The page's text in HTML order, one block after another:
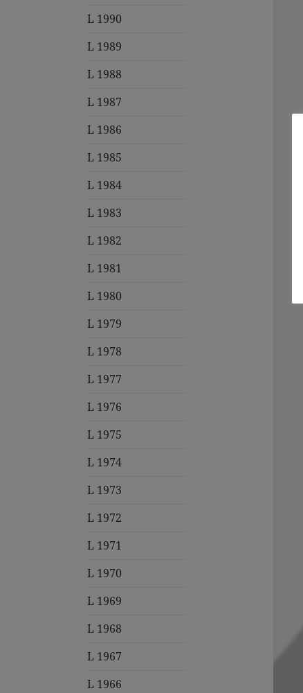
L 1990
L 1989
L 1988
L 1987
L 1986
L 1985
L 1984
L 1983
L 1982
L 1981
L 1980
L 1979
L 1978
L 1977
L 1976
L 1975
L 1974
L 1973
L 1972
L 1971
L 1970
L 1969
L 1968
L 1967
L 1966